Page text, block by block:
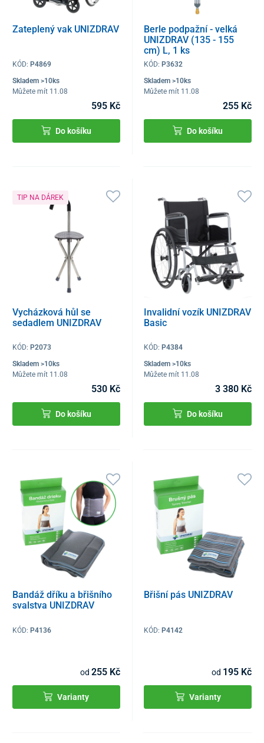
Zateplený vak UNIZDRAV
KÓD: P4869
Skladem >10ks
Můžete mít 11.08
595 Kč
Do košíku
Berle podpažní - velká
UNIZDRAV (135 - 155
cm) L, 1 ks
KÓD: P3632
Skladem >10ks
Můžete mít 11.08
255 Kč
Do košíku
TIP NA DÁREK
Vycházková hůl se
sedadlem UNIZDRAV
KÓD: P2073
Skladem >10ks
Můžete mít 11.08
530 Kč
Do košíku
Invalidní vozík UNIZDRAV
Basic
KÓD: P4384
Skladem >10ks
Můžete mít 11.08
3 380 Kč
Do košíku
Bandáž dříku a břišního
svalstva UNIZDRAV
KÓD: P4136
od 255 Kč
Varianty
Břišní pás UNIZDRAV
KÓD: P4142
od 195 Kč
Varianty